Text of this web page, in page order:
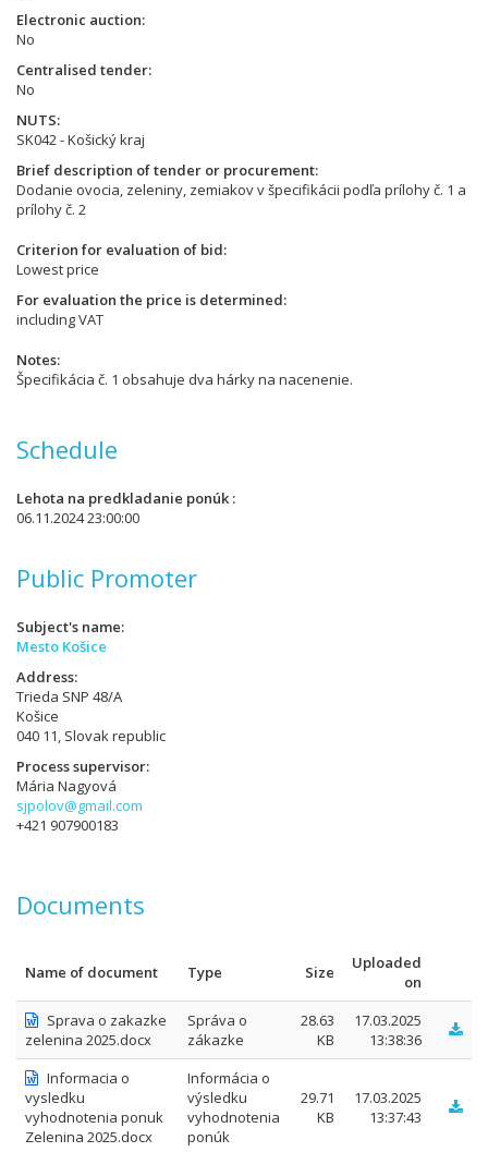
Electronic auction
No
Centralised tender
No
NUTS
SK042 - Košický kraj
Brief description of tender or procurement
Dodanie ovocia, zeleniny, zemiakov v špecifikácii podľa prílohy č. 1 a
prílohy č. 2
Criterion for evaluation of bid
Lowest price
For evaluation the price is determined
including VAT
Notes
Špecifikácia č. 1 obsahuje dva hárky na nacenenie.
Schedule
Lehota na predkladanie ponúk
06.11.2024 23:00:00
Public Promoter
Subject's name
Mesto Košice
Address
Trieda SNP 48/A
Košice
040 11, Slovak republic
Process supervisor
Mária Nagyová
sjpolov@gmail.com
+421 907900183
Documents
Name of document Type Size
Uploaded
on
Sprava o zakazke
zelenina 2025.docx
Správa o
zákazke
28.63
KB
17.03.2025
13:38:36
Informacia o
vysledku
vyhodnotenia ponuk
Zelenina 2025.docx
Informácia o
výsledku
vyhodnotenia
ponúk
29.71
KB
17.03.2025
13:37:43